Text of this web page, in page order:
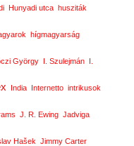
Hunyadi utca husziták
hígmagyarság
György I. Szulejmán I.
India Internetto intrikusok
J. R. Ewing Jadviga
Hašek Jimmy Carter